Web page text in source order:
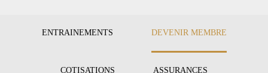
SECOND-
ENTRAINEMENTS DEVENIR MEMBRE
COTISATIONS ASSURANCES